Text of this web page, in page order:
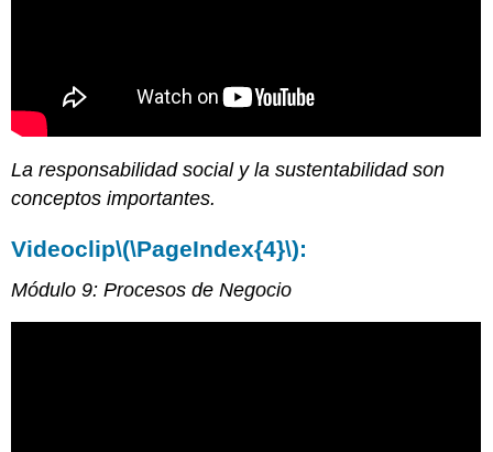
La responsabilidad social y la sustentabilidad son
conceptos importantes.
Videoclip\(\PageIndex{4}\):
Módulo 9: Procesos de Negocio